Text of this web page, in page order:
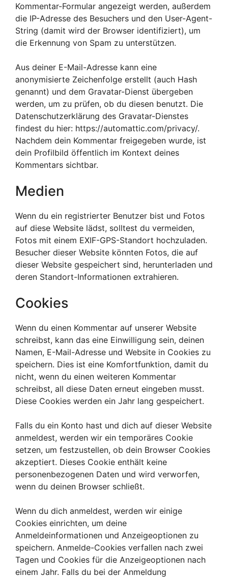
Kommentar-Formular angezeigt werden, außerdem
die IP-Adresse des Besuchers und den User-Agent-
String (damit wird der Browser identifiziert), um
die Erkennung von Spam zu unterstützen.
Aus deiner E-Mail-Adresse kann eine
anonymisierte Zeichenfolge erstellt (auch Hash
genannt) und dem Gravatar-Dienst übergeben
werden, um zu prüfen, ob du diesen benutzt. Die
Datenschutzerklärung des Gravatar-Dienstes
findest du hier: https://automattic.com/privacy/.
Nachdem dein Kommentar freigegeben wurde, ist
dein Profilbild öffentlich im Kontext deines
Kommentars sichtbar.
Medien
Wenn du ein registrierter Benutzer bist und Fotos
auf diese Website lädst, solltest du vermeiden,
Fotos mit einem EXIF-GPS-Standort hochzuladen.
Besucher dieser Website könnten Fotos, die auf
dieser Website gespeichert sind, herunterladen und
deren Standort-Informationen extrahieren.
Cookies
Wenn du einen Kommentar auf unserer Website
schreibst, kann das eine Einwilligung sein, deinen
Namen, E-Mail-Adresse und Website in Cookies zu
speichern. Dies ist eine Komfortfunktion, damit du
nicht, wenn du einen weiteren Kommentar
schreibst, all diese Daten erneut eingeben musst.
Diese Cookies werden ein Jahr lang gespeichert.
Falls du ein Konto hast und dich auf dieser Website
anmeldest, werden wir ein temporäres Cookie
setzen, um festzustellen, ob dein Browser Cookies
akzeptiert. Dieses Cookie enthält keine
personenbezogenen Daten und wird verworfen,
wenn du deinen Browser schließt.
Wenn du dich anmeldest, werden wir einige
Cookies einrichten, um deine
Anmeldeinformationen und Anzeigeoptionen zu
speichern. Anmelde-Cookies verfallen nach zwei
Tagen und Cookies für die Anzeigeoptionen nach
einem Jahr. Falls du bei der Anmeldung